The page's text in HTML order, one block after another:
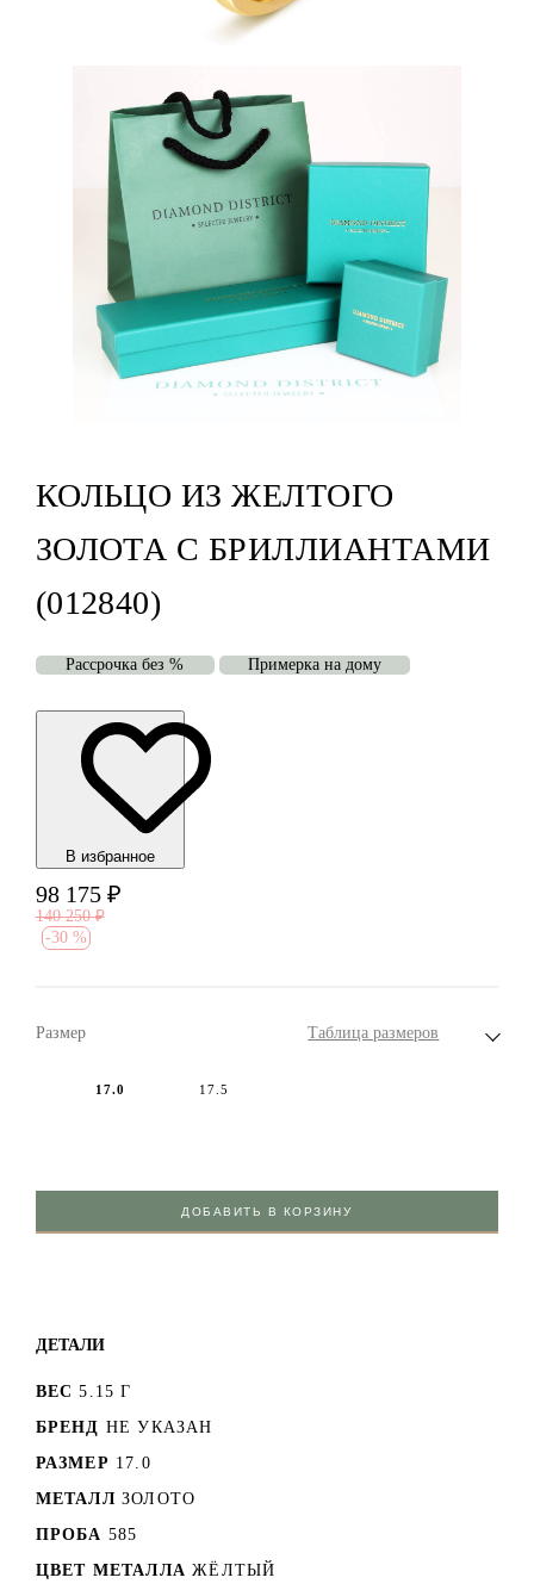
КОЛЬЦО ИЗ ЖЕЛТОГО
ЗОЛОТА С БРИЛЛИАНТАМИ
(012840)
Рассрочка без % Примерка на дому
В избранноe
98 175 ₽
140 250 ₽
-30 %
Размер Таблица размеров
17.0 17.5
ДОБАВИТЬ В КОРЗИНУ
ДЕТАЛИ
ВЕС 5.15 Г
БРЕНД НЕ УКАЗАН
РАЗМЕР 17.0
МЕТАЛЛ ЗОЛОТО
ПРОБА 585
ЦВЕТ МЕТАЛЛА ЖЁЛТЫЙ